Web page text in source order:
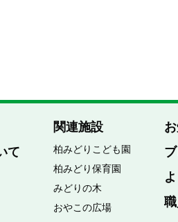
て
関連施設
柏みどりこども園
柏みどり保育園
みどりの木
おやこの広場